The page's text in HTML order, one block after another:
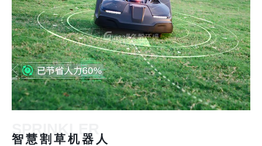
智慧割草机器人
SPRINKLER